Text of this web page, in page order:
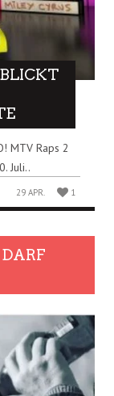
MTV Raps 2
Juli..
29 APR. 1